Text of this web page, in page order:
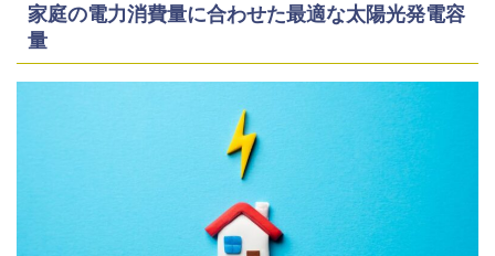
家庭の電力消費量に合わせた最適な太陽光発電容
量